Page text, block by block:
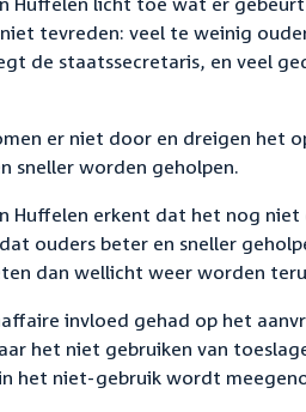
niet tevreden: veel te weinig
de staatssecretaris, en veel
er niet door en dreigen het
sneller worden geholpen.
Huffelen erkent dat het nog
ouders beter en sneller
dan wellicht weer worden
invloed gehad op het
het niet gebruiken van
het niet-gebruik wordt